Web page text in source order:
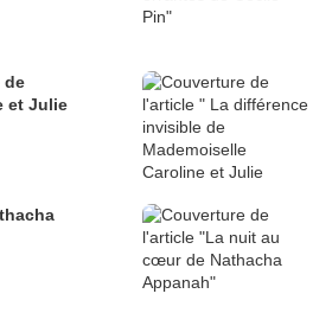
de
et Julie